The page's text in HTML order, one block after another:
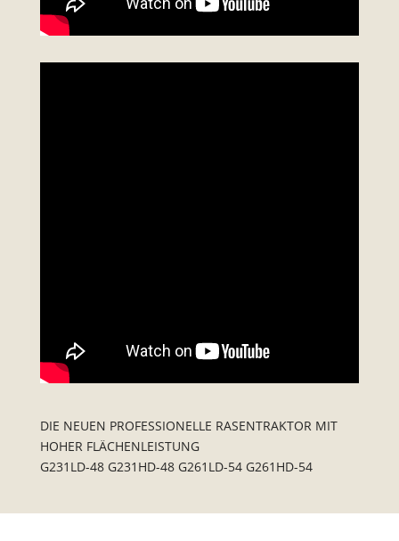
DIE NEUEN PROFESSIONELLE RASENTRAKTOR MIT
HOHER FLÄCHENLEISTUNG
G231LD-48 G231HD-48 G261LD-54 G261HD-54